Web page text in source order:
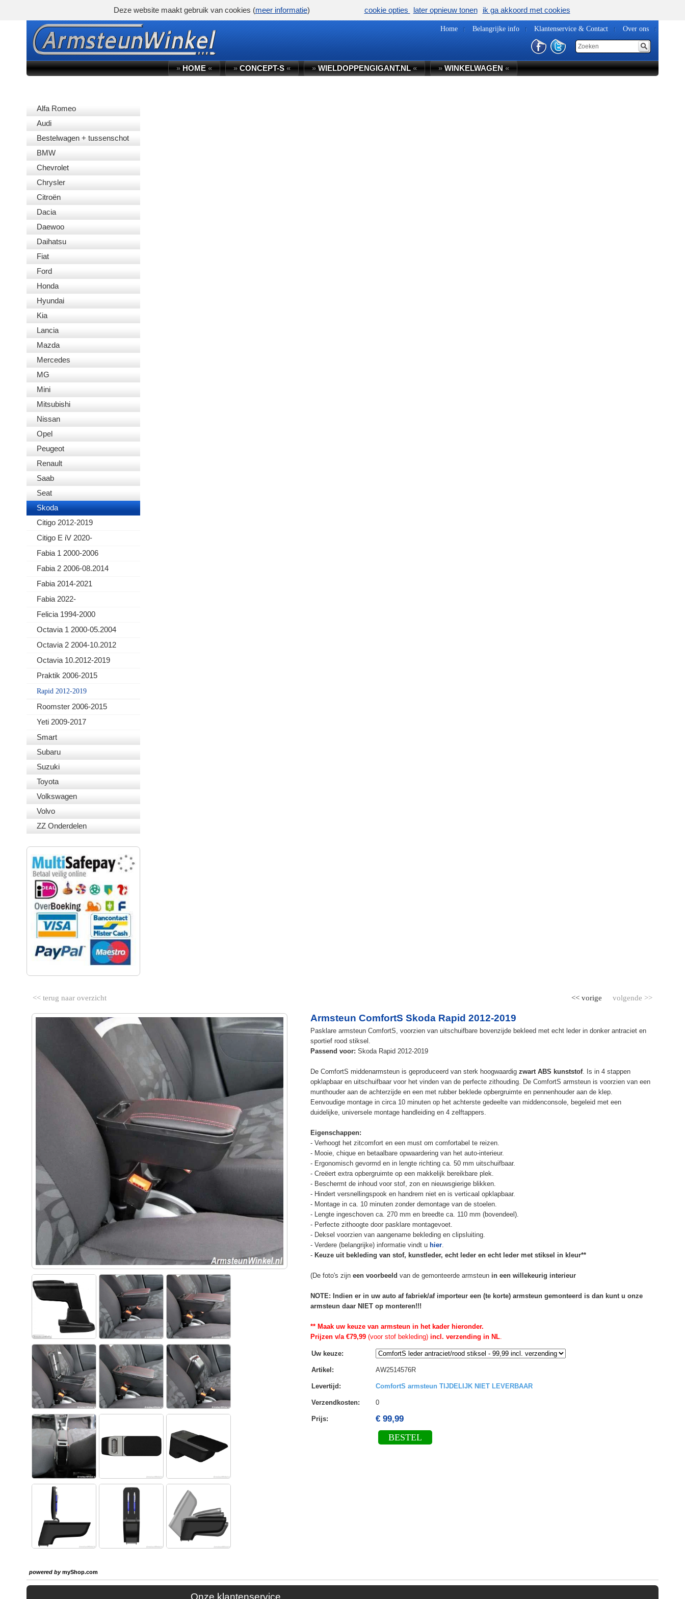
Home Belangrijke info Klantenservice & Contact Over ons
»HOME« »CONCEPT-S« »WIELDOPPENGIGANT.NL« »WINKELWAGEN«
Alfa Romeo
Audi
Bestelwagen + tussenschot
BMW
Chevrolet
Chrysler
Citroën
Dacia
Daewoo
Daihatsu
Fiat
Ford
Honda
Hyundai
Kia
Lancia
Mazda
Mercedes
MG
Mini
Mitsubishi
Nissan
Opel
Peugeot
Renault
Saab
Seat
Skoda
Citigo 2012-2019
Citigo E iV 2020-
Fabia 1 2000-2006
Fabia 2 2006-08.2014
Fabia 2014-2021
Fabia 2022-
Felicia 1994-2000
Octavia 1 2000-05.2004
Octavia 2 2004-10.2012
Octavia 10.2012-2019
Praktik 2006-2015
Rapid 2012-2019
Roomster 2006-2015
Yeti 2009-2017
Smart
Subaru
Suzuki
Toyota
Volkswagen
Volvo
ZZ Onderdelen
<< terug naar overzicht volgende >>
<< vorige
Armsteun ComfortS Skoda Rapid 2012-2019
Pasklare armsteun ComfortS, voorzien van uitschuifbare bovenzijde bekleed met echt leder in donker antraciet en
sportief rood stiksel.
Passend voor: Skoda Rapid 2012-2019
De ComfortS middenarmsteun is geproduceerd van sterk hoogwaardig zwart ABS kunststof. Is in 4 stappen
opklapbaar en uitschuifbaar voor het vinden van de perfecte zithouding. De ComfortS armsteun is voorzien van een
munthouder aan de achterzijde en een met rubber beklede opbergruimte en pennenhouder aan de klep.
Eenvoudige montage in circa 10 minuten op het achterste gedeelte van middenconsole, begeleid met een
duidelijke, universele montage handleiding en 4 zelftappers.
Eigenschappen:
- Verhoogt het zitcomfort en een must om comfortabel te reizen.
- Mooie, chique en betaalbare opwaardering van het auto-interieur.
- Ergonomisch gevormd en in lengte richting ca. 50 mm uitschuifbaar.
- Creëert extra opbergruimte op een makkelijk bereikbare plek.
- Beschermt de inhoud voor stof, zon en nieuwsgierige blikken.
- Hindert versnellingspook en handrem niet en is verticaal opklapbaar.
- Montage in ca. 10 minuten zonder demontage van de stoelen.
- Lengte ingeschoven ca. 270 mm en breedte ca. 110 mm (bovendeel).
- Perfecte zithoogte door pasklare montagevoet.
- Deksel voorzien van aangename bekleding en clipsluiting.
- Verdere (belangrijke) informatie vindt u hier.
- Keuze uit bekleding van stof, kunstleder, echt leder en echt leder met stiksel in kleur**
(De foto's zijn een voorbeeld van de gemonteerde armsteun in een willekeurig interieur
NOTE: Indien er in uw auto af fabriek/af importeur een (te korte) armsteun gemonteerd is dan kunt u onze
armsteun daar NIET op monteren!!!
** Maak uw keuze van armsteun in het kader hieronder.
Prijzen v/a €79,99(voor stof bekleding)incl. verzending in NL.
Uw keuze:
Artikel : AW2514576R
Levertijd : ComfortS armsteun TIJDELIJK NIET LEVERBAAR
Verzendkosten: 0
Prijs: € 99,99
BESTEL
powered bymyShop.com
Onze klantenservice
Deze website maakt gebruik van cookies (meer informatie) cookie opties later opnieuw tonen ik ga akkoord met cookies